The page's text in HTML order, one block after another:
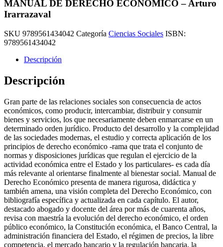
MANUAL DE DERECHO ECONOMICO – Arturo
Irarrazaval
SKU 9789561434042 Categoría Ciencias Sociales ISBN:
9789561434042
Descripción
Descripción
Gran parte de las relaciones sociales son consecuencia de actos
económicos, como producir, intercambiar, distribuir y consumir
bienes y servicios, los que necesariamente deben enmarcarse en un
determinado orden jurídico. Producto del desarrollo y la complejidad
de las sociedades modernas, el estudio y correcta aplicación de los
principios de derecho económico -rama que trata el conjunto de
normas y disposiciones jurídicas que regulan el ejercicio de la
actividad económica entre el Estado y los particulares- es cada día
más relevante al orientarse finalmente al bienestar social. Manual de
Derecho Económico presenta de manera rigurosa, didáctica y
también amena, una visión completa del Derecho Económico, con
bibliografía específica y actualizada en cada capítulo. El autor,
destacado abogado y docente del área por más de cuarenta años,
revisa con maestría la evolución del derecho económico, el orden
público económico, la Constitución económica, el Banco Central, la
administración financiera del Estado, el régimen de precios, la libre
competencia, el mercado bancario y la regulación bancaria, la